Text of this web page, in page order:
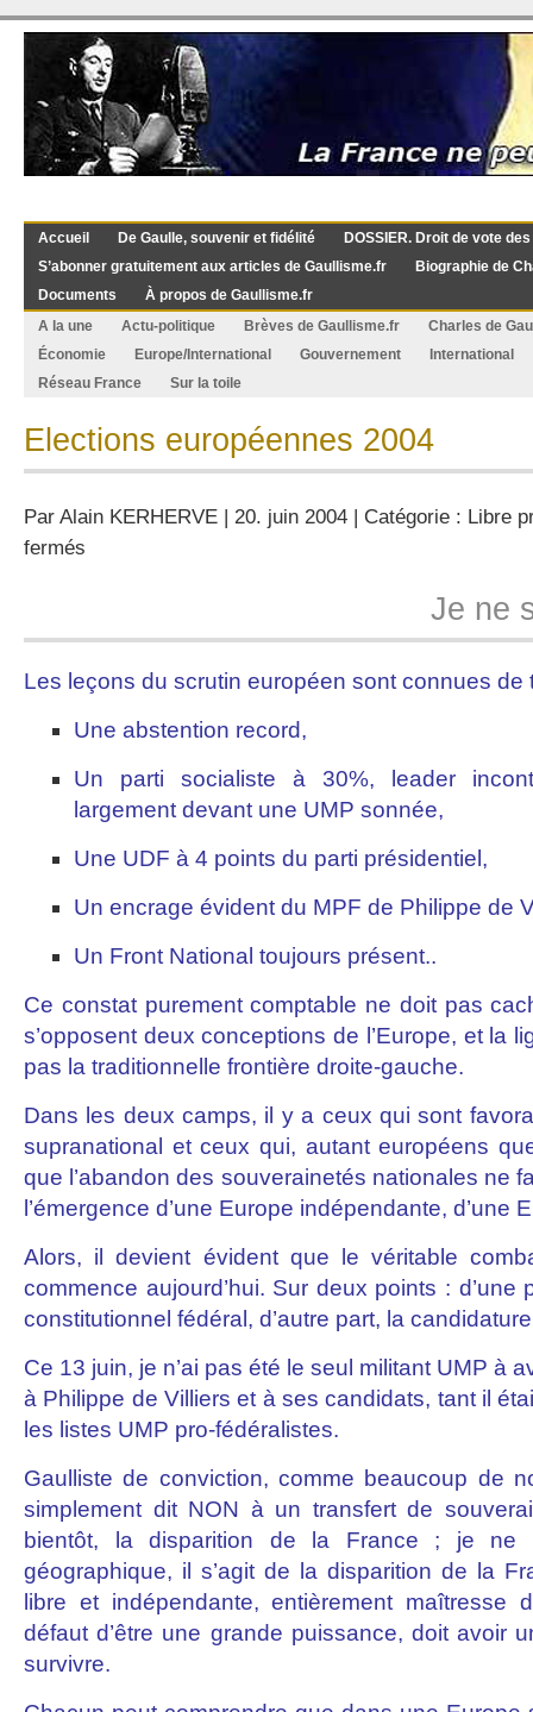
Accueil De Gaulle, souvenir et fidélité
DOSSIER. Droit de vote
S’abonner gratuitement aux articles de Gaullisme.fr
Biographie de
Documents
À propos de Gaullisme.fr
A la une
Actu-politique Brèves de Gaullisme.fr
Charles de
Économie
Europe/International Gouvernement
International
Réseau France
Sur la toile
Elections européennes 2004
Par Alain KERHERVE | 20. juin 2004 | Catégorie : Libre
fermés
Je ne
Les leçons du scrutin européen sont connues de
Une abstention record,
Un parti socialiste à 30%, leader
largement devant une UMP sonnée,
Une UDF à 4 points du parti présidentiel,
Un encrage évident du MPF de Philippe de
Un Front National toujours présent..
Ce constat purement comptable ne doit pas
s’opposent deux conceptions de l’Europe, et la
pas la traditionnelle frontière droite-gauche.
Dans les deux camps, il y a ceux qui sont
supranational et ceux qui, autant européens
que l’abandon des souverainetés nationales ne
l’émergence d’une Europe indépendante, d’une
Alors, il devient évident que le véritable
commence aujourd’hui. Sur deux points : d’une
constitutionnel fédéral, d’autre part, la
Ce 13 juin, je n’ai pas été le seul militant UMP à
à Philippe de Villiers et à ses candidats, tant il
les listes UMP pro-fédéralistes.
Gaulliste de conviction, comme beaucoup de
simplement dit NON à un transfert de
bientôt, la disparition de la France ; je
géographique, il s’agit de la disparition de la
libre et indépendante, entièrement
défaut d’être une grande puissance, doit avoir
survivre.